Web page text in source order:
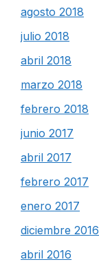
agosto 2018
julio 2018
abril 2018
marzo 2018
febrero 2018
junio 2017
abril 2017
febrero 2017
enero 2017
diciembre 2016
abril 2016